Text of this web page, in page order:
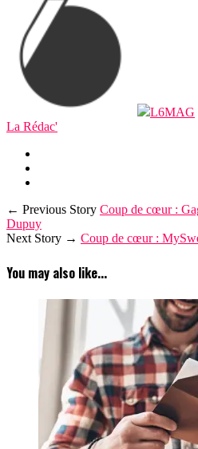
L6MAG
La Rédac'
← Previous Story Coup de cœur :
Dupuy
Next Story → Coup de cœur :
You may also like...